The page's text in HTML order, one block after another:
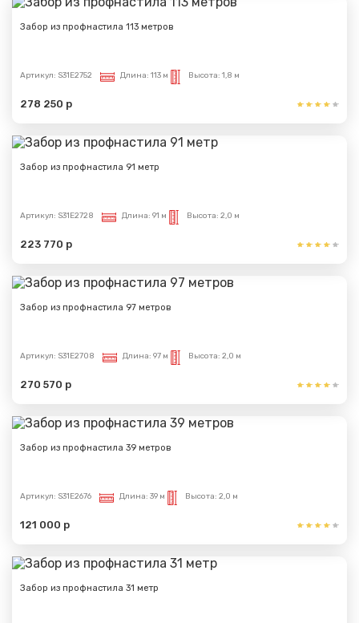
Забор из профнастила 113 метров
Артикул: S31E2752 Длина: 113 м Высота: 1,8 м
278 250 р
Забор из профнастила 91 метр
Артикул: S31E2728 Длина: 91 м Высота: 2,0 м
223 770 р
Забор из профнастила 97 метров
Артикул: S31E2708 Длина: 97 м Высота: 2,0 м
270 570 р
Забор из профнастила 39 метров
Артикул: S31E2676 Длина: 39 м Высота: 2,0 м
121 000 р
Забор из профнастила 31 метр